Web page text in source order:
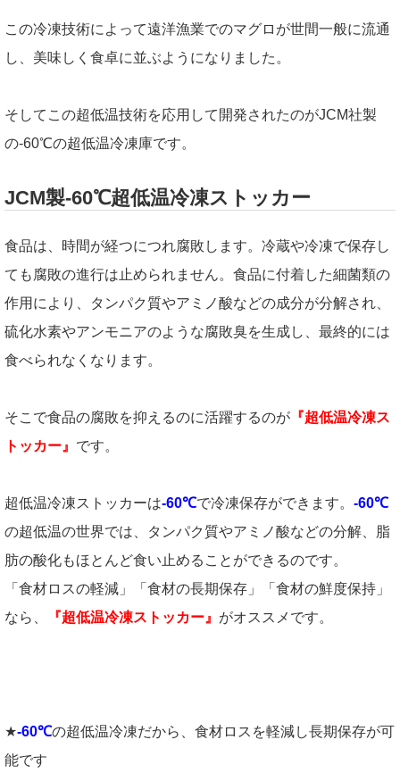
この冷凍技術によって遠洋漁業でのマグロが世間一般に流通
し、美味しく食卓に並ぶようになりました。
そしてこの超低温技術を応用して開発されたのがJCM社製
の-60℃の超低温冷凍庫です。
JCM製-60℃超低温冷凍ストッカー
食品は、時間が経つにつれ腐敗します。冷蔵や冷凍で保存し
ても腐敗の進行は止められません。食品に付着した細菌類の
作用により、タンパク質やアミノ酸などの成分が分解され、
硫化水素やアンモニアのような腐敗臭を生成し、最終的には
食べられなくなります。
そこで食品の腐敗を抑えるのに活躍するのが 『超低温冷凍ス
トッカー』 です。
超低温冷凍ストッカーは-60℃で冷凍保存ができます。 -60℃
の超低温の世界では、タンパク質やアミノ酸などの分解、脂
肪の酸化もほとんど食い止めることができるのです。
「食材ロスの軽減」「食材の長期保存」「食材の鮮度保持」
なら、
『超低温冷凍ストッカー』 がオススメです。
★-60℃の超低温冷凍だから、食材ロスを軽減し長期保存が可
能です